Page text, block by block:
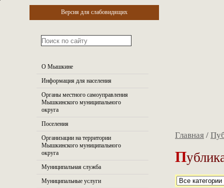
О Мышкине
Информация для населения
Органы местного самоуправления
Мышкинского муниципального
округа
Поселения
Организации на территории
Мышкинского муниципального
округа
Муниципальная служба
Муниципальные услуги
Главная /
П
Версия для слабовидящих